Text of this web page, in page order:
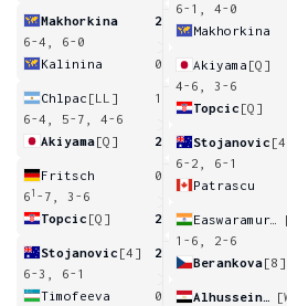
Makhorkina
2
6-4, 6-0
Kalinina
0
Chlpac [LL]
1
6-4, 5-7, 4-6
Akiyama[Q] 2
Fritsch
0
6 1 -7, 3-6
Topcic [Q] 2
Stojanovic [4]
2
6-3, 6-1
Timofeeva
0
6-1, 4-0
Makhorkina
Akiyama [Q]
4-6, 3-6
Topcic [Q]
Stojanovic
6-2, 6-1
Patrascu
1-6, 2-6
Berankova[8]